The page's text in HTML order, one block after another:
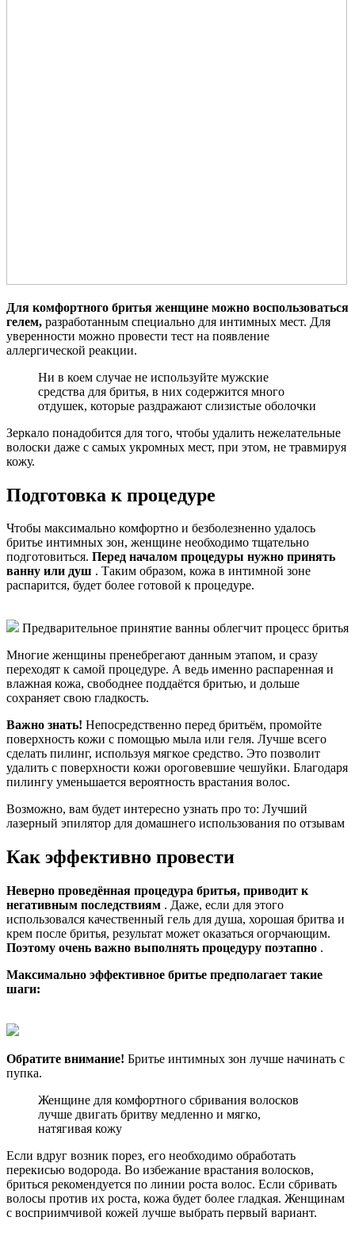
Для комфортного бритья женщине можно воспользоваться
гелем, разработанным специально для интимных мест. Для
уверенности можно провести тест на появление
аллергической реакции.
Ни в коем случае не используйте мужские
средства для бритья, в них содержится много
отдушек, которые раздражают слизистые оболочки
Зеркало понадобится для того, чтобы удалить нежелательные
волоски даже с самых укромных мест, при этом, не травмируя
кожу.
Подготовка к процедуре
Чтобы максимально комфортно и безболезненно удалось
бритье интимных зон, женщине необходимо тщательно
подготовиться. Перед началом процедуры нужно принять
ванну или душ . Таким образом, кожа в интимной зоне
распарится, будет более готовой к процедуре.
Предварительное принятие ванны облегчит процесс бритья
Многие женщины пренебрегают данным этапом, и сразу
переходят к самой процедуре. А ведь именно распаренная и
влажная кожа, свободнее поддаётся бритью, и дольше
сохраняет свою гладкость.
Важно знать! Непосредственно перед бритьём, промойте
поверхность кожи с помощью мыла или геля. Лучше всего
сделать пилинг, используя мягкое средство. Это позволит
удалить с поверхности кожи ороговевшие чешуйки. Благодаря
пилингу уменьшается вероятность врастания волос.
Возможно, вам будет интересно узнать про то: Лучший
лазерный эпилятор для домашнего использования по отзывам
Как эффективно провести
Неверно проведённая процедура бритья, приводит к
негативным последствиям . Даже, если для этого
использовался качественный гель для душа, хорошая бритва и
крем после бритья, результат может оказаться огорчающим.
Поэтому очень важно выполнять процедуру поэтапно .
Максимально эффективное бритье предполагает такие
шаги:
Обратите внимание! Бритье интимных зон лучше начинать с
пупка.
Женщине для комфортного сбривания волосков
лучше двигать бритву медленно и мягко,
натягивая кожу
Если вдруг возник порез, его необходимо обработать
перекисью водорода. Во избежание врастания волосков,
бриться рекомендуется по линии роста волос. Если сбривать
волосы против их роста, кожа будет более гладкая. Женщинам
с восприимчивой кожей лучше выбрать первый вариант.